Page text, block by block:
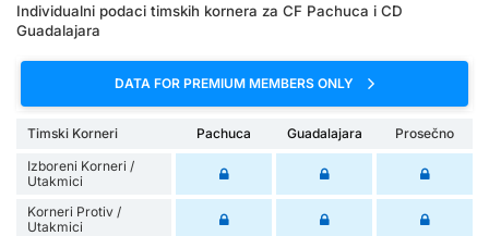
Individualni podaci timskih kornera za CF Pachuca i CD
Guadalajara
DATA FOR PREMIUM MEMBERS ONLY
Timski Korneri Pachuca Guadalajara
Prosečno
Izboreni Korneri /
Utakmici
Korneri Protiv /
Utakmici